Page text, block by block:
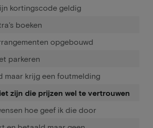
kortingscode geldig
boeken
opgebouwd
parkeren
maar krijg een foutmelding
zijn die prijzen wel te vertrouwen
hoe geef ik die door